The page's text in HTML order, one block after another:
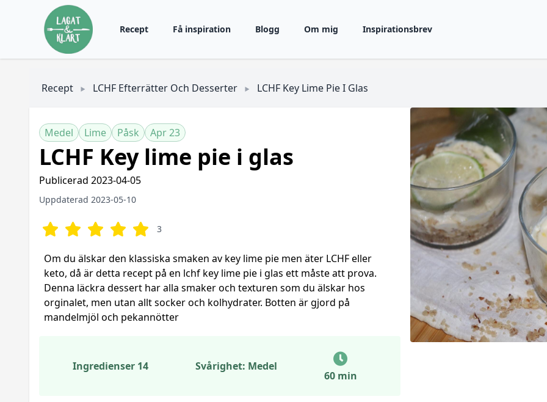
Recept Få inspiration Blogg Om mig Inspirationsbrev
Recept LCHF Efterrätter Och Desserter LCHF Key Lime Pie I Glas
Medel Lime Påsk Apr 23
LCHF Key lime pie i glas
Publicerad 2023-04-05
Uppdaterad 2023-05-10
3
Om du älskar den klassiska smaken av key lime pie men äter LCHF eller
keto, då är detta recept på en lchf key lime pie i glas ett måste att prova.
Denna läckra dessert har alla smaker och texturen som du älskar hos
orginalet, men utan allt socker och kolhydrater. Botten är gjord på
mandelmjöl och pekannötter
Ingredienser 14 Svårighet: Medel
60 min